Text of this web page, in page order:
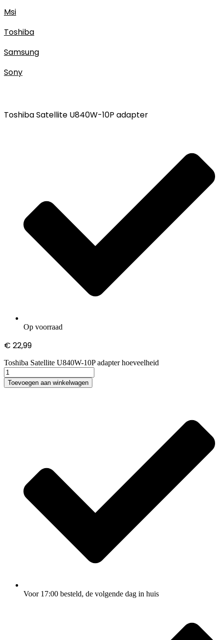
Msi
Toshiba
Samsung
Sony
Toshiba Satellite U840W-10P adapter
Op voorraad
€ 22,99
Toshiba Satellite U840W-10P adapter hoeveelheid
Toevoegen aan winkelwagen
Voor 17:00 besteld, de volgende dag in huis